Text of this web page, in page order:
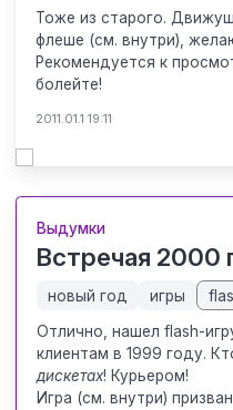
Тоже из старого.
флеше (см. внутри),
Рекомендуется к
болейте!
2011.01.1 19:11
Выдумки
Встречая 2000
новый год игры
Отлично, нашел flash-
клиентам в 1999 году.
дискетах! Курьером!
Игра (см. внутри)